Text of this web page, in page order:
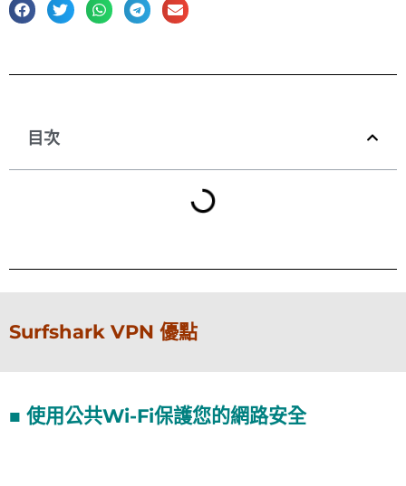
目次
Surfshark VPN 優點
■ 使用公共Wi-Fi保護您的網路安全